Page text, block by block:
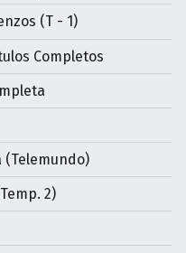
(T - 1)
Completos
(Telemundo)
2)